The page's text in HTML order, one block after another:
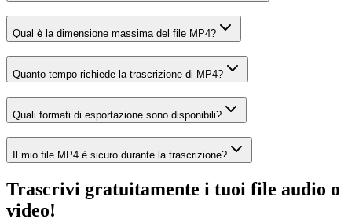
Qual è la dimensione massima del file MP4?
Quanto tempo richiede la trascrizione di MP4?
Quali formati di esportazione sono disponibili?
Il mio file MP4 è sicuro durante la trascrizione?
Trascrivi gratuitamente i tuoi file audio o
video!